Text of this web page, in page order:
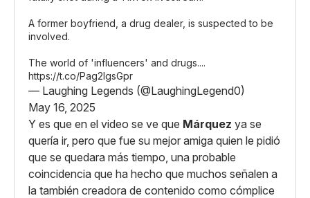
A former boyfriend, a drug dealer, is suspected to be
involved.
The world of 'influencers' and drugs....
https://t.co/Pag2IgsGpr
— Laughing Legends (@LaughingLegend0)
May 16, 2025
Y es que en el video se ve que Márquez ya se
quería ir, pero que fue su mejor amiga quien le pidió
que se quedara más tiempo, una probable
coincidencia que ha hecho que muchos señalen a
la también creadora de contenido como cómplice